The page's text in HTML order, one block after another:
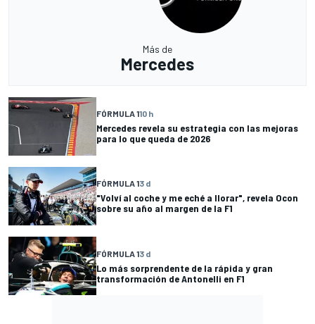
Más de
Mercedes
FÓRMULA 110 h
Mercedes revela su estrategia con las mejoras
para lo que queda de 2026
FÓRMULA 13 d
"Volví al coche y me eché a llorar", revela Ocon
sobre su año al margen de la F1
FÓRMULA 13 d
Lo más sorprendente de la rápida y gran
transformación de Antonelli en F1